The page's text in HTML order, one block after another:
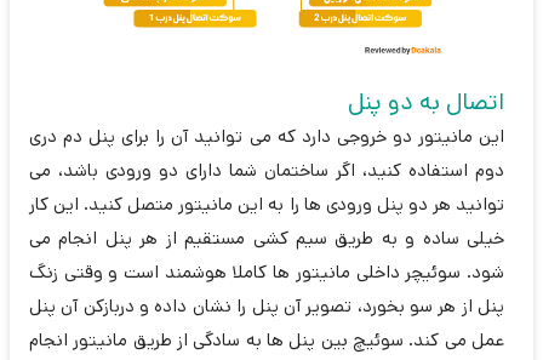
اتصال به دو پنل
این مانیتور دو خروجی دارد که می توانید آن را برای پنل دم دری
دوم استفاده کنید، اگر ساختمان شما دارای دو ورودی باشد، می
توانید هر دو پنل ورودی ها را به این مانیتور متصل کنید. این کار
خیلی ساده و به طریق سیم کشی مستقیم از هر پنل انجام می
شود. سوئیچر داخلی مانیتور ها کاملا هوشمند است و وقتی زنگ
پنل از هر سو بخورد، تصویر آن پنل را نشان داده و دربازکن آن پنل
عمل می کند. سوئیچ بین پنل ها به سادگی از طریق مانیتور انجام